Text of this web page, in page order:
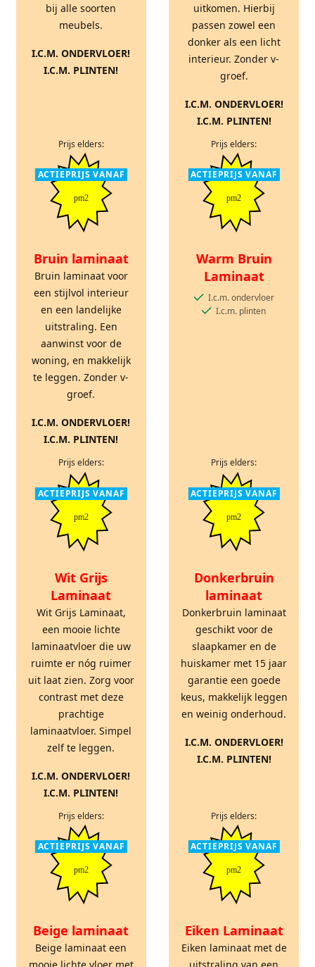
bij alle soorten
meubels.
I.C.M. ONDERVLOER!
I.C.M. PLINTEN!
Prijs elders:
ACTIEPRIJS VANAF
pm2
uitkomen. Hierbij
passen zowel een
donker als een licht
interieur. Zonder v-
groef.
I.C.M. ONDERVLOER!
I.C.M. PLINTEN!
Prijs elders:
ACTIEPRIJS VANAF
pm2
Bruin laminaat
Bruin laminaat voor
een stijlvol interieur
en een landelijke
uitstraling. Een
aanwinst voor de
woning, en makkelijk
te leggen. Zonder v-
groef.
I.C.M. ONDERVLOER!
I.C.M. PLINTEN!
Prijs elders:
ACTIEPRIJS VANAF
pm2
Warm Bruin
Laminaat
I.c.m. ondervloer
I.c.m. plinten
Prijs elders:
ACTIEPRIJS VANAF
pm2
Wit Grijs
Laminaat
Wit Grijs Laminaat,
een mooie lichte
laminaatvloer die uw
ruimte er nóg ruimer
uit laat zien. Zorg voor
contrast met deze
prachtige
laminaatvloer. Simpel
zelf te leggen.
I.C.M. ONDERVLOER!
I.C.M. PLINTEN!
Prijs elders:
ACTIEPRIJS VANAF
pm2
Donkerbruin
laminaat
Donkerbruin laminaat
geschikt voor de
slaapkamer en de
huiskamer met 15 jaar
garantie een goede
keus, makkelijk leggen
en weinig onderhoud.
I.C.M. ONDERVLOER!
I.C.M. PLINTEN!
Prijs elders:
ACTIEPRIJS VANAF
pm2
Beige laminaat
Beige laminaat een
Eiken Laminaat
Eiken laminaat met de